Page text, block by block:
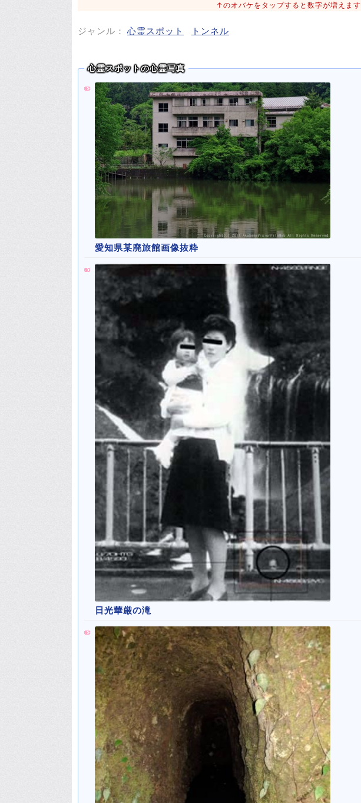
↑のオバケをタップすると数字が増えます
ジャンル： 心霊スポット トンネル
心霊スポットの心霊写真
愛知県某廃旅館画像抜粋
日光華厳の滝